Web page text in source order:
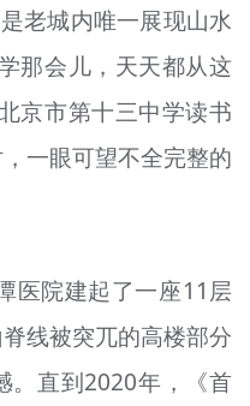
老城内唯一展现山水
那会儿，天天都从这
京市第十三中学读书
一眼可望不全完整的
医院建起了一座11层
线被突兀的高楼部分
。直到2020年，《首